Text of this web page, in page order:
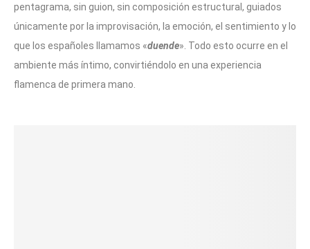
pentagrama, sin guion, sin composición estructural, guiados
únicamente por la improvisación, la emoción, el sentimiento y lo
que los españoles llamamos «duende». Todo esto ocurre en el
ambiente más íntimo, convirtiéndolo en una experiencia
flamenca de primera mano.